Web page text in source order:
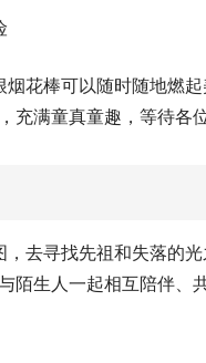
花棒可以随时随地燃
充满童真童趣，等待各
去寻找先祖和失落的
陌生人一起相互陪伴、